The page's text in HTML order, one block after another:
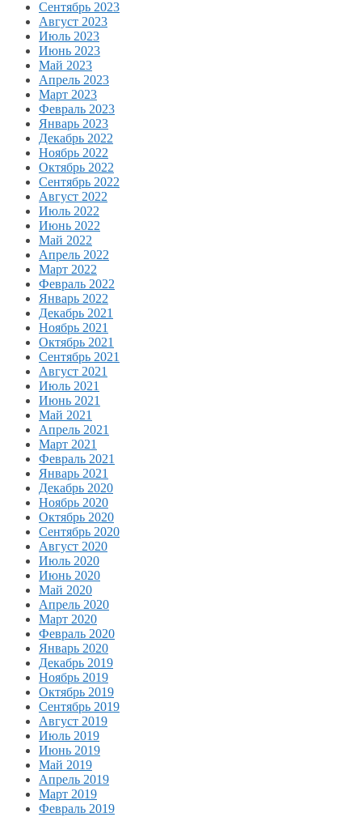
Сентябрь 2023
Август 2023
Июль 2023
Июнь 2023
Май 2023
Апрель 2023
Март 2023
Февраль 2023
Январь 2023
Декабрь 2022
Ноябрь 2022
Октябрь 2022
Сентябрь 2022
Август 2022
Июль 2022
Июнь 2022
Май 2022
Апрель 2022
Март 2022
Февраль 2022
Январь 2022
Декабрь 2021
Ноябрь 2021
Октябрь 2021
Сентябрь 2021
Август 2021
Июль 2021
Июнь 2021
Май 2021
Апрель 2021
Март 2021
Февраль 2021
Январь 2021
Декабрь 2020
Ноябрь 2020
Октябрь 2020
Сентябрь 2020
Август 2020
Июль 2020
Июнь 2020
Май 2020
Апрель 2020
Март 2020
Февраль 2020
Январь 2020
Декабрь 2019
Ноябрь 2019
Октябрь 2019
Сентябрь 2019
Август 2019
Июль 2019
Июнь 2019
Май 2019
Апрель 2019
Март 2019
Февраль 2019